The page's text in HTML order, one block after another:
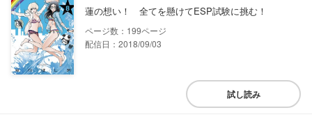
蓮の想い！ 全てを懸けてESP試験に挑む！
199
配信日：2018/09/03
試し読み